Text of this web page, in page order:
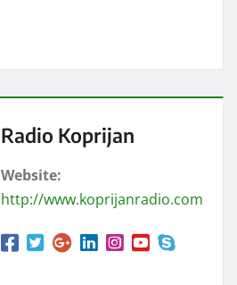
Radio Koprijan
Website:
http://www.koprijanradio.com